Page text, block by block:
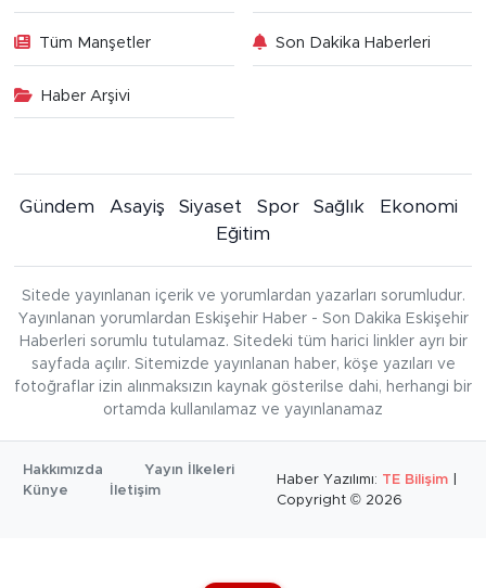
Tüm Manşetler Son Dakika Haberleri
Haber Arşivi
Gündem Asayiş Siyaset Spor Sağlık
Ekonomi
Eğitim
Sitede yayınlanan içerik ve yorumlardan yazarları sorumludur.
Yayınlanan yorumlardan Eskişehir Haber - Son Dakika Eskişehir
Haberleri sorumlu tutulamaz. Sitedeki tüm harici linkler ayrı bir
sayfada açılır. Sitemizde yayınlanan haber, köşe yazıları ve
fotoğraflar izin alınmaksızın kaynak gösterilse dahi, herhangi bir
ortamda kullanılamaz ve yayınlanamaz
Hakkımızda
Yayın İlkeleri
Künye
İletişim
Haber Yazılımı: TE Bilişim
Copyright © 2026